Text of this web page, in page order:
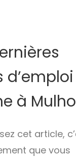
à
cet article,
que vous